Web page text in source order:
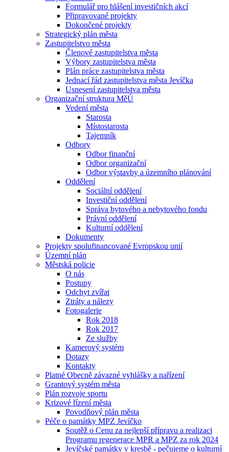
Formulář pro hlášení investičních akcí
Připravované projekty
Dokončené projekty
Strategický plán města
Zastupitelstvo města
Členové zastupitelstva města
Výbory zastupitelstva města
Plán práce zastupitelstva města
Jednací řád zastupitelstva města Jevíčka
Usnesení zastupitelstva města
Organizační struktura MěÚ
Vedení města
Starosta
Místostarosta
Tajemník
Odbory
Odbor finanční
Odbor organizační
Odbor výstavby a územního plánování
Oddělení
Sociální oddělení
Investiční oddělení
Správa bytového a nebytového fondu
Právní oddělení
Kulturní oddělení
Dokumenty
Projekty spolufinancované Evropskou unií
Územní plán
Městská policie
O nás
Postupy
Odchyt zvířat
Ztráty a nálezy
Fotogalerie
Rok 2018
Rok 2017
Ze služby
Kamerový systém
Dotazy
Kontakty
Platné Obecně závazné vyhlášky a nařízení
Grantový systém města
Plán rozvoje sportu
Krizové řízení města
Povodňový plán města
Péče o památky MPZ Jevíčko
Soutěž o Cenu za nejlepší přípravu a realizaci
Programu regenerace MPR a MPZ za rok 2024
Jevíčské památky v kresbě - pečujeme o kulturní